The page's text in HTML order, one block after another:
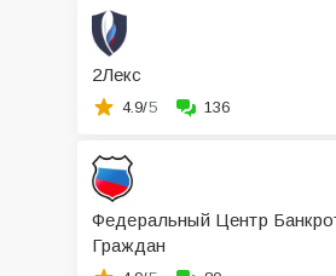
2Лекс
4.9/5 136
Федеральный Центр
Граждан